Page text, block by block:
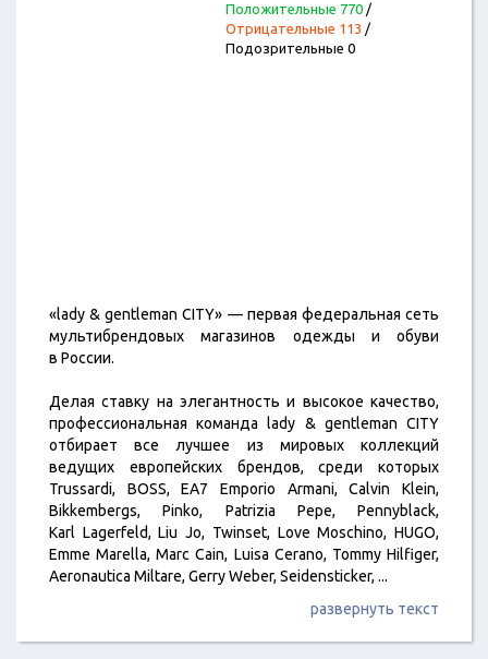
Положительные 770/
Отрицательные 113 /
Подозрительные 0
«lady & gentleman CITY» — первая федеральная сеть
мультибрендовых магазинов одежды и обуви
в России.
Делая ставку на элегантность и высокое качество,
профессиональная команда lady & gentleman CITY
отбирает все лучшее из мировых коллекций
ведущих европейских брендов, среди которых
Trussardi, BOSS, ЕА7 Emporio Armani, Calvin Klein,
Bikkembergs, Pinko, Patrizia Pepe, Pennyblack,
Karl Lagerfeld, Liu Jo, Twinset, Love Moschino, HUGO,
Emme Marella, Marc Cain, Luisa Cerano, Tommy Hilfiger,
Aeronautica Miltare, Gerry Weber, Seidensticker, ...
развернуть текст